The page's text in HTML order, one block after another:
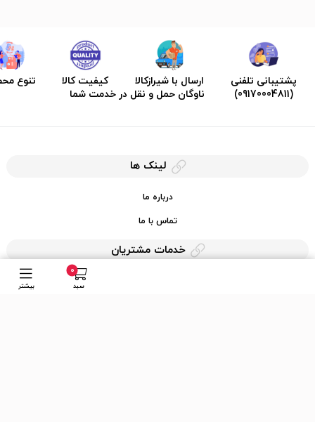
0
سبد بیشتر
پشتیبانی تلفنی
(09170004811)
ارسال با شیرازکالا
ناوگان حمل و نقل در خدمت شما
کیفیت کالا تنوع
لینک ها
درباره ما
تماس با ما
خدمات مشتریان